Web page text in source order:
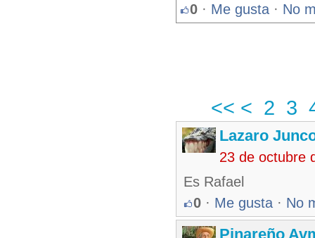
0 · Me gusta · No
<< < 2 3
Lazaro
23 de octubre
Es Rafael
0 · Me gusta · No
Pinareño